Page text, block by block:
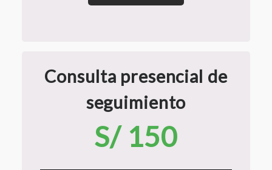
Consulta presencial de
seguimiento
S/ 150